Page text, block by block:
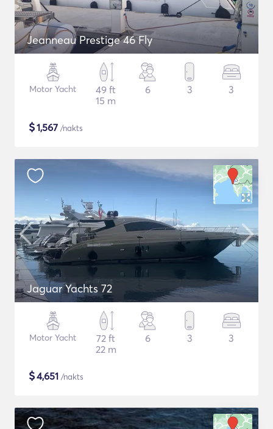
Jeanneau Prestige 46 Fly
Motor Yacht
49 ft
15 m
6 3 3
$1,567 /nakts
Jaguar Yachts 72
Motor Yacht
72 ft
22 m
6 3 3
$4,651 /nakts